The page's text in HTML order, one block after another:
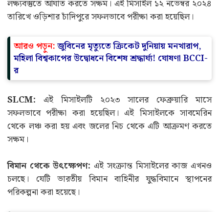
লক্ষ্যবস্তুতে আঘাত করতে সক্ষম। এই মিসাইল ১২ নভেম্বর ২০২৪
তারিখে ওড়িশার চাঁদিপুরে সফলভাবে পরীক্ষা করা হয়েছিল।
আরও পড়ুন:জুবিনের মৃত্যুতে ক্রিকেট দুনিয়ায় মনখারাপ,
মহিলা বিশ্বকাপের উদ্বোধনে বিশেষ শ্রদ্ধার্ঘ্য! ঘোষণা BCCI-
র
SLCM: এই মিসাইলটি ২০২৩ সালের ফেব্রুয়ারি মাসে
সফলভাবে পরীক্ষা করা হয়েছিল। এই মিসাইলকে সাবমেরিন
থেকে লঞ্চ করা হয় এবং জলের নিচ থেকে এটি আক্রমণ করতে
সক্ষম।
বিমান থেকে উৎক্ষেপণ: এই সংক্রান্ত মিসাইলের কাজ এখনও
চলছে। যেটি ভারতীয় বিমান বাহিনীর যুদ্ধবিমানে স্থাপনের
পরিকল্পনা করা হয়েছে।